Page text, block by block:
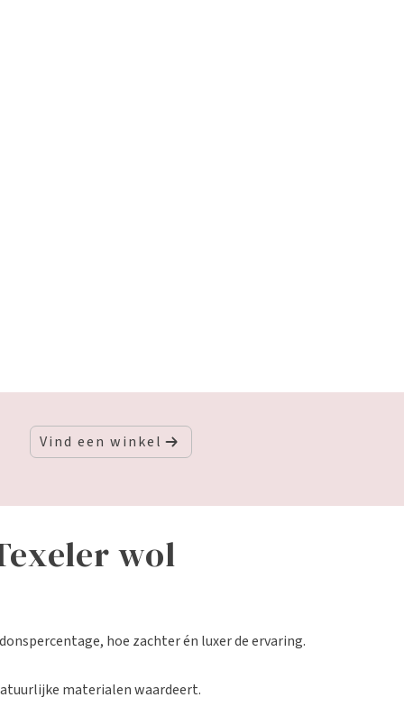
Vind een winkel
wol
hoe zachter én luxer de ervaring.
materialen waardeert.